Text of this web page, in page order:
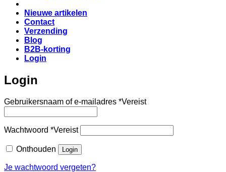
Nieuwe artikelen
Contact
Verzending
Blog
B2B-korting
Login
Login
Gebruikersnaam of e-mailadres *Vereist
Wachtwoord *Vereist
Onthouden Login
Je wachtwoord vergeten?